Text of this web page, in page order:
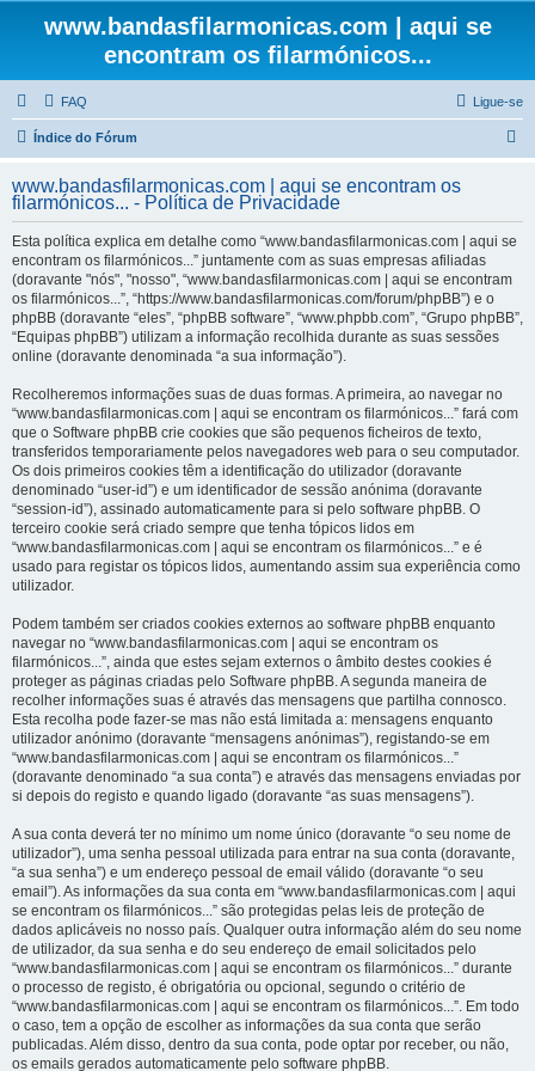
www.bandasfilarmonicas.com | aqui se
encontram os filarmónicos...
FAQ Ligue-se
Índice do Fórum
q
www.bandasfilarmonicas.com | aqui se encontram os
filarmónicos... - Política de Privacidade
Esta política explica em detalhe como “www.bandasfilarmonicas.com | aqui se
encontram os filarmónicos...” juntamente com as suas empresas afiliadas
(doravante "nós", "nosso", “www.bandasfilarmonicas.com | aqui se encontram
os filarmónicos...”, “https://www.bandasfilarmonicas.com/forum/phpBB”) e o
phpBB (doravante “eles”, “phpBB software”, “www.phpbb.com”, “Grupo phpBB”,
“Equipas phpBB”) utilizam a informação recolhida durante as suas sessões
online (doravante denominada “a sua informação”).
Recolheremos informações suas de duas formas. A primeira, ao navegar no
“www.bandasfilarmonicas.com | aqui se encontram os filarmónicos...” fará com
que o Software phpBB crie cookies que são pequenos ficheiros de texto,
transferidos temporariamente pelos navegadores web para o seu computador.
Os dois primeiros cookies têm a identificação do utilizador (doravante
denominado “user-id”) e um identificador de sessão anónima (doravante
“session-id”), assinado automaticamente para si pelo software phpBB. O
terceiro cookie será criado sempre que tenha tópicos lidos em
“www.bandasfilarmonicas.com | aqui se encontram os filarmónicos...” e é
usado para registar os tópicos lidos, aumentando assim sua experiência como
utilizador.
Podem também ser criados cookies externos ao software phpBB enquanto
navegar no “www.bandasfilarmonicas.com | aqui se encontram os
filarmónicos...”, ainda que estes sejam externos o âmbito destes cookies é
proteger as páginas criadas pelo Software phpBB. A segunda maneira de
recolher informações suas é através das mensagens que partilha connosco.
Esta recolha pode fazer-se mas não está limitada a: mensagens enquanto
utilizador anónimo (doravante “mensagens anónimas”), registando-se em
“www.bandasfilarmonicas.com | aqui se encontram os filarmónicos...”
(doravante denominado “a sua conta”) e através das mensagens enviadas por
si depois do registo e quando ligado (doravante “as suas mensagens”).
A sua conta deverá ter no mínimo um nome único (doravante “o seu nome de
utilizador”), uma senha pessoal utilizada para entrar na sua conta (doravante,
“a sua senha”) e um endereço pessoal de email válido (doravante “o seu
email”). As informações da sua conta em “www.bandasfilarmonicas.com | aqui
se encontram os filarmónicos...” são protegidas pelas leis de proteção de
dados aplicáveis no nosso país. Qualquer outra informação além do seu nome
de utilizador, da sua senha e do seu endereço de email solicitados pelo
“www.bandasfilarmonicas.com | aqui se encontram os filarmónicos...” durante
o processo de registo, é obrigatória ou opcional, segundo o critério de
“www.bandasfilarmonicas.com | aqui se encontram os filarmónicos...”. Em todo
o caso, tem a opção de escolher as informações da sua conta que serão
publicadas. Além disso, dentro da sua conta, pode optar por receber, ou não,
os emails gerados automaticamente pelo software phpBB.